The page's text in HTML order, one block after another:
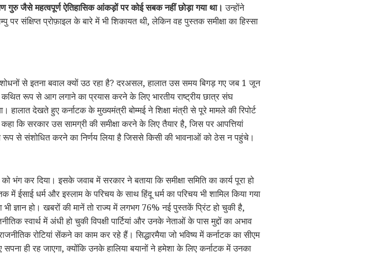
गुरु जैसे महत्वपूर्ण ऐतिहासिक आंकड़ों पर कोई सबक नहीं छोड़ा गया था। उन्होंने
पर संक्षिप्त प्रोफ़ाइल के बारे में भी शिकायत थी, लेकिन वह पुस्तक समीक्षा का हिस्सा
से इतना बवाल क्यों उठ रहा है? दरअसल, हालात उस समय बिगड़ गए जब 1 जून
रूप से आग लगाने का प्रयास करने के लिए भारतीय राष्ट्रीय छात्र संघ
देखते हुए कर्नाटक के मुख्यमंत्री बोम्मई ने शिक्षा मंत्री से पूरे मामले की रिपोर्ट
कि सरकार उस सामग्री की समीक्षा करने के लिए तैयार है, जिस पर आपत्तियां
रूप से संशोधित करने का निर्णय लिया है जिससे किसी की भावनाओं को ठेस न पहुंचे।
भंग कर दिया। इसके जवाब में सरकार ने बताया कि समीक्षा समिति का कार्य पूरा हो
ईसाई धर्म और इस्लाम के परिचय के साथ हिंदू धर्म का परिचय भी शामिल किया गया
ज्ञान हो। खबरों की मानें तो राज्य में लगभग 76% नई पुस्तकें प्रिंट हो चुकी है,
स्वार्थ में अंधी हो चुकी विपक्षी पार्टियां और उनके नेताओं के पास मुद्दों का अभाव
रोटियां सेंकने का काम कर रहे हैं। सिद्धारमैया जो भविष्य में कर्नाटक का सीएम
ही रह जाएगा, क्योंकि उनके हालिया बयानों ने हमेशा के लिए कर्नाटक में उनका